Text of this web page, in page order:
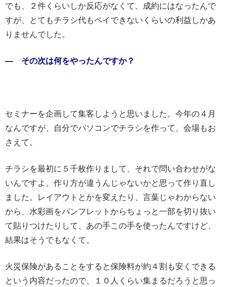
でも、２件くらいしか反応がなくて、成約にはなったんで
すが、とてもチラシ代もペイできないくらいの利益しかあ
りませんでした。
― その次は何をやったんですか？
セミナーを企画して集客しようと思いました。今年の４月
なんですが、自分でパソコンでチラシを作って、会場もお
さえて。
チラシを最初に５千枚作りまして、それで問い合わせがな
いんですよ。作り方が違うんじゃないかと思って作り直し
ました。レイアウトとかを変えたり、言葉じゃわからない
から、水彩画をパンフレットからちょっと一部を切り抜い
て貼りつけたりして、あの手この手を使ったんですけど、
結果はそうでもなくて。
火災保険があることをすると保険料が約４割も安くできる
という内容だったので、１０人くらい集まるだろうと思っ